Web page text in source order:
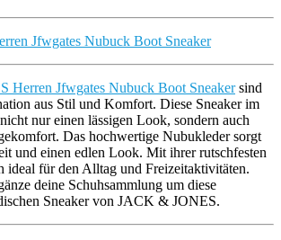
Herren Jfwgates Nubuck Boot Sneakersind
aus Stil und Komfort. Diese Sneaker im
nur einen lässigen Look, sondern auch
Das hochwertige Nubukleder sorgt
und einen edlen Look. Mit ihrer rutschfesten
ideal für den Alltag und Freizeitaktivitäten.
deine Schuhsammlung um diese
Sneaker von JACK & JONES.